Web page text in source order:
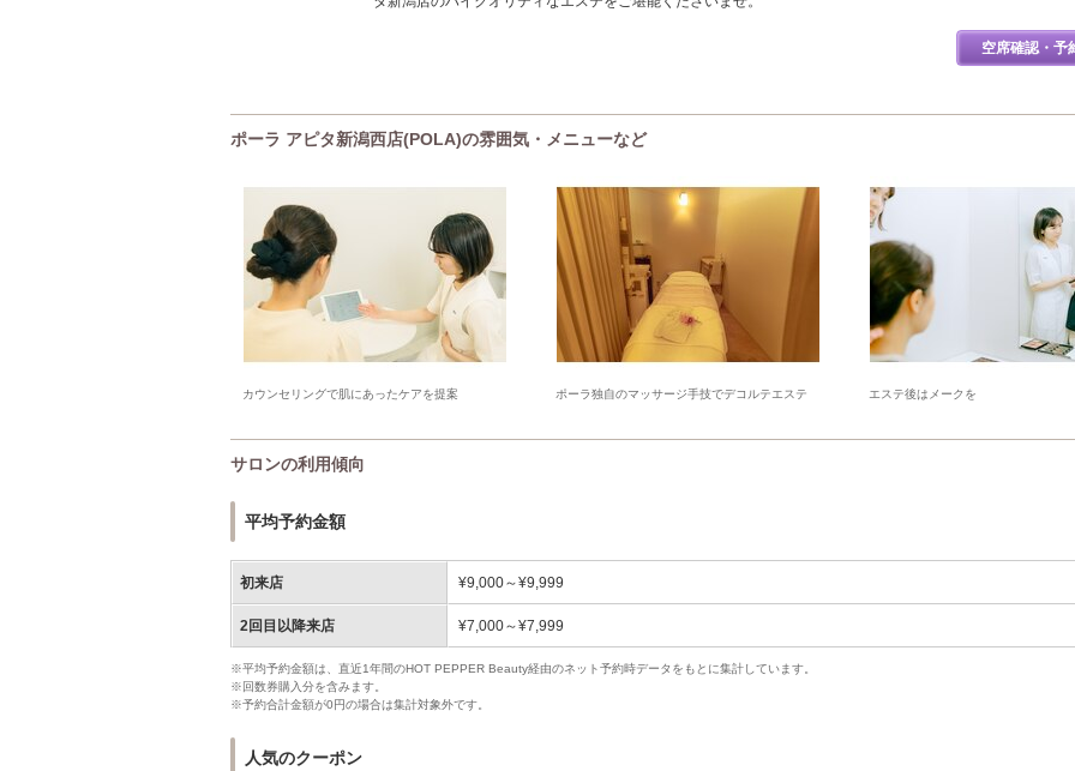
空席確認・予
ポーラ アピタ新潟西店(POLA)の雰囲気・メニューなど
カウンセリングで肌にあったケアを提案 ポーラ独自のマッサージ手技でデコルテエステ エステ後はメークを
サロンの利用傾向
平均予約金額
初来店 ¥9,000～¥9,999
2回目以降来店 ¥7,000～¥7,999
※平均予約金額は、直近1年間のHOT PEPPER Beauty経由のネット予約時データをもとに集計しています。
※回数券購入分を含みます。
※予約合計金額が0円の場合は集計対象外です。
人気のクーポン